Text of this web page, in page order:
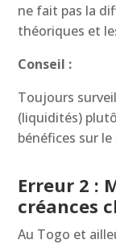
ne fait pas la
théoriques et
Conseil :
Toujours
(liquidités)
bénéfices sur le
Erreur 2 :
créances
Au Togo et